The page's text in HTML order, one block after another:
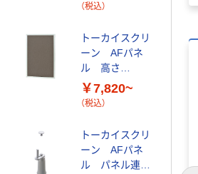
（税込）
トーカイスクリ
ーン AFパネ
ル 高さ
1100MM用 ブ
ラウン
￥7,820~
（税込）
トーカイスクリ
ーン AFパネ
ル パネル連結